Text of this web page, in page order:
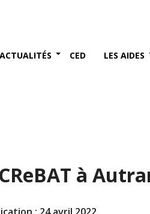
ACTUALITÉS CED LES AIDES
à